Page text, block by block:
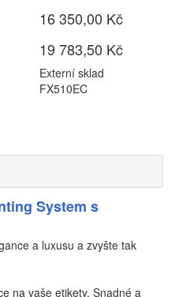
16 350,00 Kč
19 783,50 Kč
Externí sklad
FX510EC
System s
a luxusu a zvyšte tak
na vaše etikety. Snadné a